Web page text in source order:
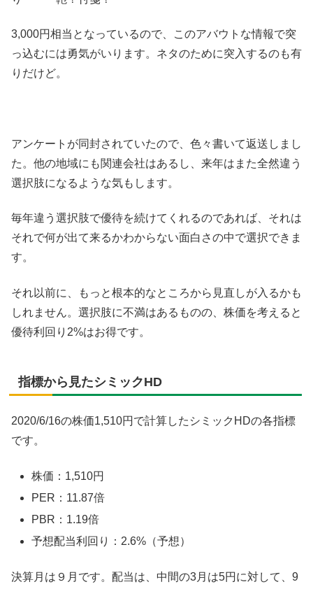
3,000円相当となっているので、このアバウトな情報で突
っ込むには勇気がいります。ネタのために突入するのも有
りだけど。
アンケートが同封されていたので、色々書いて返送しまし
た。他の地域にも関連会社はあるし、来年はまた全然違う
選択肢になるような気もします。
毎年違う選択肢で優待を続けてくれるのであれば、それは
それで何が出て来るかわからない面白さの中で選択できま
す。
それ以前に、もっと根本的なところから見直しが入るかも
しれません。選択肢に不満はあるものの、株価を考えると
優待利回り2%はお得です。
指標から見たシミックHD
2020/6/16の株価1,510円で計算したシミックHDの各指標
です。
株価：1,510円
PER：11.87倍
PBR：1.19倍
予想配当利回り：2.6%（予想）
決算月は９月です。配当は、中間の3月は5円に対して、9